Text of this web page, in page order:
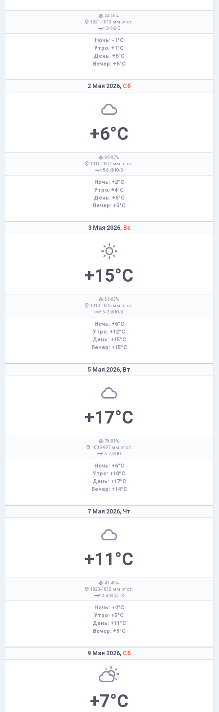
: 54-56%
: 1021-1013 мм рт.ст.
: 3-4,
З
Ночь: -1°C
Утро: +1°C
День: +6°C
Вечер: +6°C
2 Мая 2026, Сб
+6°C
: 95-97%
: 1015-1007 мм рт.ст.
: 5-6,
Ю-З
Ночь: +2°C
Утро: +4°C
День: +6°C
Вечер: +5°C
3 Мая 2026, Вс
+15°C
: 61-63%
: 1013-1005 мм рт.ст.
: 6-7,
Ю-З
Ночь: +6°C
Утро: +12°C
День: +15°C
Вечер: +15°C
5 Мая 2026, Вт
+17°C
: 79-81%
: 1005-997 мм рт.ст.
: 6-7,
Ю
Ночь: +6°C
Утро: +10°C
День: +17°C
Вечер: +14°C
7 Мая 2026, Чт
+11°C
: 41-43%
: 1020-1012 мм рт.ст.
: 3-4,
З,С-З
Ночь: +4°C
Утро: +5°C
День: +11°C
Вечер: +9°C
9 Мая 2026, Сб
+7°C